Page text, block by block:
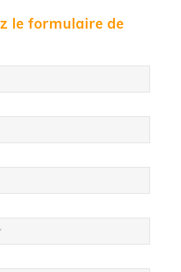
le formulaire de